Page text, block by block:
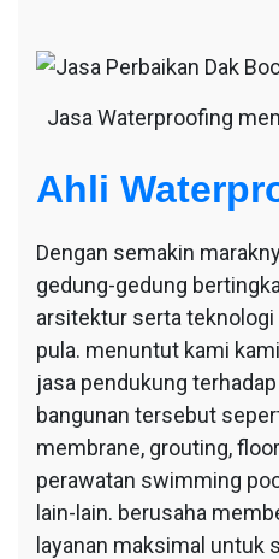
Jasa Waterproofing
Ahli
Dengan semakin
gedung-gedung
arsitektur serta
pula. menuntut kami
jasa pendukung
bangunan tersebut
membrane, grouting,
perawatan swimming
lain-lain. berusaha
layanan maksimal untuk